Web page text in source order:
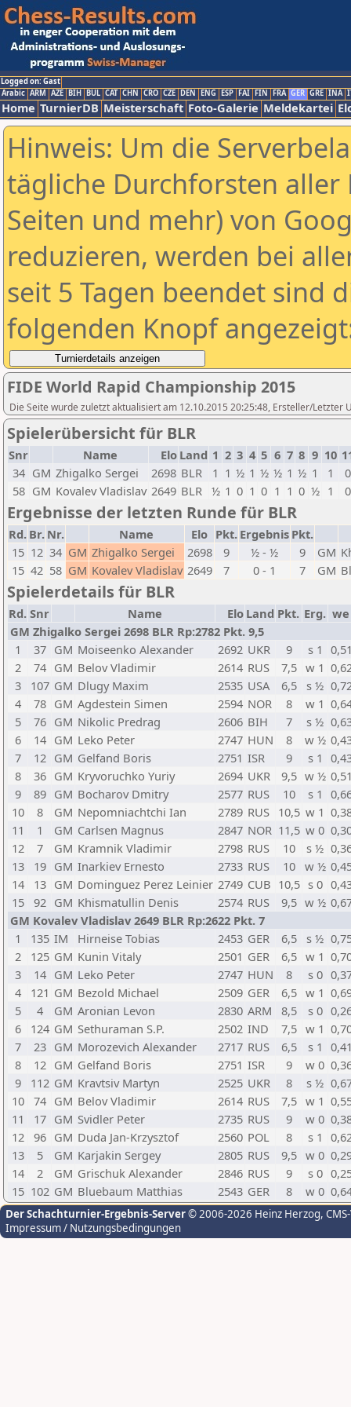
Logged on: Gast
Arabic ARM AZE BIH BUL CAT CHN CRO CZE DEN ENG ESP FAI FIN FRA GER GRE INA
Home TurnierDB Meisterschaft Foto-Galerie Meldekartei
Hinweis: Um die
tägliche Durchforsten aller
Seiten und mehr) von
reduzieren, werden bei
seit 5 Tagen beendet sind
folgenden Knopf
FIDE World Rapid Championship 2015
Die Seite wurde zuletzt aktualisiert am 12.10.2015 20:25:48, Ersteller/Letzter
Spielerübersicht für BLR
Snr Name Elo Land 1 2 3 4 5 6 7 8 9 10
34 GM Zhigalko Sergei 2698 BLR 1 1 ½ 1 ½ ½ 1 ½ 1 1
0
58 GM Kovalev Vladislav 2649 BLR ½ 1 0 1 0 1 1 0 ½ 1 0
Ergebnisse der letzten Runde für BLR
Rd. Br. Nr. Name Elo Pkt. Ergebnis Pkt.
15 12 34 GM Zhigalko Sergei 2698 9 ½ - ½ 9 GM
15 42 58 GM Kovalev Vladislav 2649 7 0 - 1 7 GM
Spielerdetails für BLR
Rd. Snr Name Elo Land Pkt. Erg. we
GM Zhigalko Sergei 2698 BLR Rp:2782 Pkt. 9,5
1
37 GM Moiseenko Alexander 2692 UKR 9 s 1
2
74 GM Belov Vladimir 2614 RUS 7,5 w 1
3
107 GM Dlugy Maxim 2535 USA 6,5 s ½
4
78 GM Agdestein Simen 2594 NOR 8 w 1
5
76 GM Nikolic Predrag 2606 BIH 7 s ½
6
14 GM Leko Peter 2747 HUN 8 w ½
7
12 GM Gelfand Boris 2751 ISR 9 s 1
8
36 GM Kryvoruchko Yuriy 2694 UKR 9,5 w ½
9
89 GM Bocharov Dmitry 2577 RUS 10 s 1
10
8 GM Nepomniachtchi Ian 2789 RUS 10,5 w 1
11
1 GM Carlsen Magnus 2847 NOR 11,5 w 0
12
7 GM Kramnik Vladimir 2798 RUS 10 s ½
13
19 GM Inarkiev Ernesto 2733 RUS 10 w ½
14
13 GM Dominguez Perez Leinier 2749 CUB 10,5 s 0
15 92 GM Khismatullin Denis 2574 RUS 9,5 w ½
GM Kovalev Vladislav 2649 BLR Rp:2622 Pkt. 7
1
135 IM Hirneise Tobias 2453 GER 6,5 s ½
2
125 GM Kunin Vitaly 2501 GER 6,5 w 1
3
14 GM Leko Peter 2747 HUN 8 s 0
4
121 GM Bezold Michael 2509 GER 6,5 w 1
5
4 GM Aronian Levon 2830 ARM 8,5 s 0
6
124 GM Sethuraman S.P. 2502 IND 7,5 w 1
7
23 GM Morozevich Alexander 2717 RUS 6,5 s 1
8
12 GM Gelfand Boris 2751 ISR 9 w 0
9
112 GM Kravtsiv Martyn 2525 UKR 8 s ½
10 74 GM Belov Vladimir 2614 RUS 7,5 w 1
11
17 GM Svidler Peter 2735 RUS 9 w 0
12 96 GM Duda Jan-Krzysztof 2560 POL 8 s 1
13
5 GM Karjakin Sergey 2805 RUS 9,5 w 0
14
2 GM Grischuk Alexander 2846 RUS 9 s 0
15 102 GM Bluebaum Matthias 2543 GER 8 w 0
Der Schachturnier-Ergebnis-Server© 2006-2026 Heinz Herzog,
Impressum / Nutzungsbedingungen